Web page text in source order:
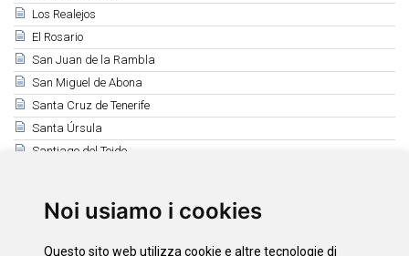
Noi usiamo i cookies
Questo sito web utilizza cookie e altre tecnologie di
Los Realejos
El Rosario
San Juan de la Rambla
San Miguel de Abona
Santa Cruz de Tenerife
Santa Úrsula
Santiago del Teide
Tacoronte